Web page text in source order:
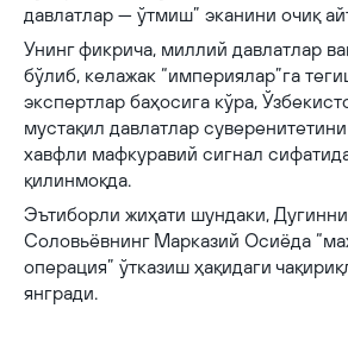
давлатлар — ўтмиш” эканини очиқ
Унинг фикрича, миллий давлатлар
бўлиб, келажак “империялар”га
экспертлар баҳосига кўра,
мустақил давлатлар
хавфли мафкуравий сигнал
қилинмоқда.
Эътиборли жиҳати шундаки,
Соловьёвнинг Марказий Осиёда
операция” ўтказиш ҳақидаги
янгради.